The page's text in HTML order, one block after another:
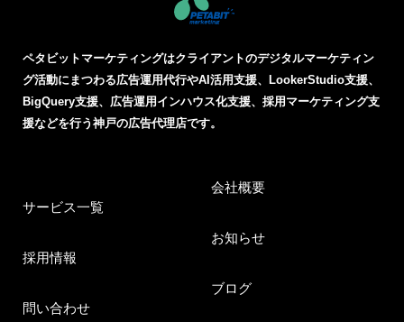
サービス一覧
採用情報
問い合わせ
会社概要
お知らせ
ブログ
ペタビットマーケティングはクライアントのデジタルマーケティン
グ活動にまつわる広告運用代行やAI活用支援、LookerStudio支援、
BigQuery支援、広告運用インハウス化支援、採用マーケティング支
援などを行う神戸の広告代理店です。